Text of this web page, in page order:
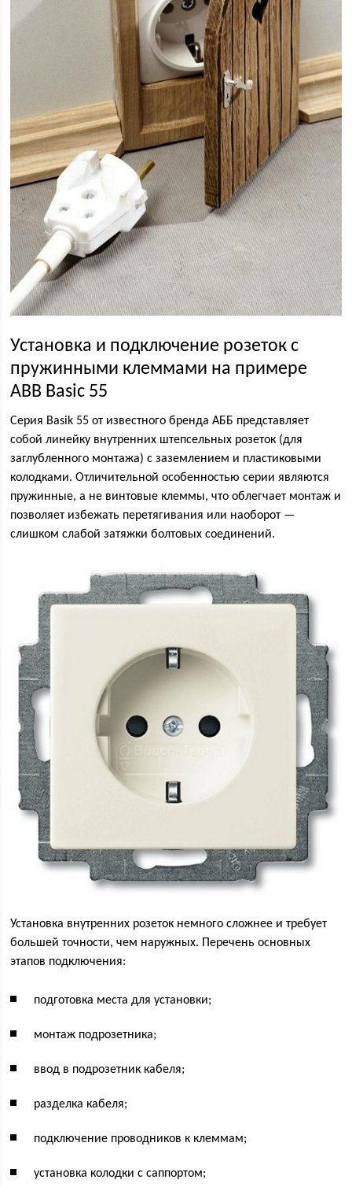
Установка и подключение розеток с
пружинными клеммами на примере
ABB Basic 55
Серия Basik 55 от известного бренда АББ представляет
собой линейку внутренних штепсельных розеток (для
заглубленного монтажа) с заземлением и пластиковыми
колодками. Отличительной особенностью серии являются
пружинные, а не винтовые клеммы, что облегчает монтаж и
позволяет избежать перетягивания или наоборот —
слишком слабой затяжки болтовых соединений.
Установка внутренних розеток немного сложнее и требует
большей точности, чем наружных. Перечень основных
этапов подключения:
подготовка места для установки;
монтаж подрозетника;
ввод в подрозетник кабеля;
разделка кабеля;
подключение проводников к клеммам;
установка колодки с саппортом;